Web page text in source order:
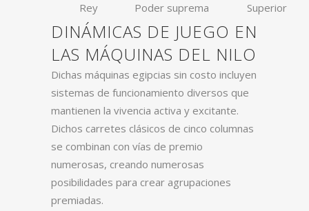
Rey Poder suprema Superior
DINÁMICAS DE JUEGO EN
LAS MÁQUINAS DEL NILO
Dichas máquinas egipcias sin costo incluyen
sistemas de funcionamiento diversos que
mantienen la vivencia activa y excitante.
Dichos carretes clásicos de cinco columnas
se combinan con vías de premio
numerosas, creando numerosas
posibilidades para crear agrupaciones
premiadas.